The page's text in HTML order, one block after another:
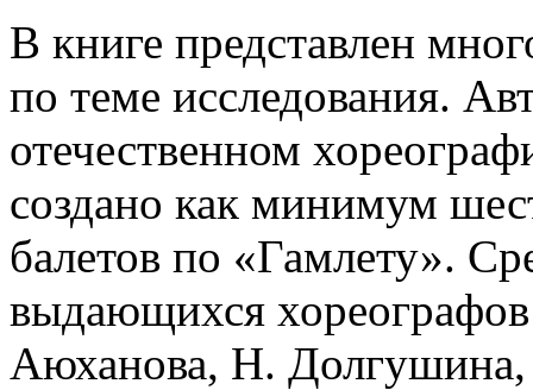
В книге представлен
по теме исследования.
отечественном
создано как минимум
балетов по «Гамлету».
выдающихся
Аюханова, Н.